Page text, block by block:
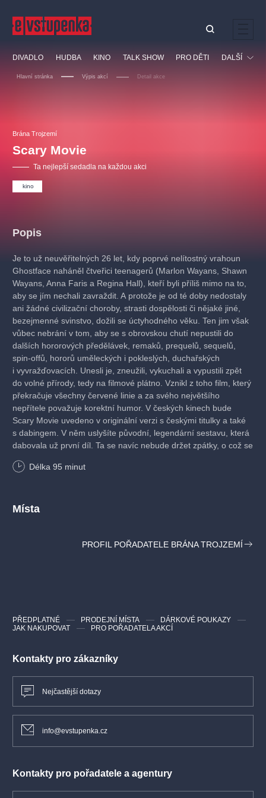
DIVADLO HUDBA KINO TALK SHOW PRO DĚTI DALŠÍ
Hlavní stránka Výpis akcí Detail akce
Brána Trojzemí
Scary Movie
Ta nejlepší sedadla na každou akci
kino
Popis
Je to už neuvěřitelných 26 let, kdy poprvé nelítostný vrahoun
Ghostface naháněl čtveřici teenagerů (Marlon Wayans, Shawn
Wayans, Anna Faris a Regina Hall), kteří byli příliš mimo na to,
aby se jím nechali zavraždit. A protože je od té doby nedostaly
ani žádné civilizační choroby, strasti dospělosti či nějaké jiné,
bezejmenné svinstvo, dožili se úctyhodného věku. Ten jim však
vůbec nebrání v tom, aby se s obrovskou chutí nepustili do
dalších hororových předělávek, remaků, prequelů, sequelů,
spin-offů, hororů uměleckých i pokleslých, duchařských
i vyvražďovacích. Unesli je, zneužili, vykuchali a vypustili zpět
do volné přírody, tedy na filmové plátno. Vznikl z toho film, který
překračuje všechny červené linie a za svého největšího
nepřítele považuje korektní humor. V českých kinech bude
Scary Movie uvedeno v originální verzi s českými titulky a také
s dabingem. V něm uslyšíte původní, legendární sestavu, která
dabovala už první díl. Ta se navíc nebude držet zpátky, o což se
postará tým, který velmi svébytně a nezapomenutelně
nadaboval kultovní Vocasy na tripu.
Délka 95 minut
Místa
PROFIL POŘADATELE BRÁNA TROJZEMÍ
Kontakty pro zákazníky
Nejčastější dotazy
info@evstupenka.cz
Kontakty pro pořadatele a agentury
PŘEDPLATNÉ PRODEJNÍ MÍSTA
DÁRKOVÉ POUKAZY
JAK NAKUPOVAT
PRO POŘADATELA AKCÍ
Nejnavštěvovanější
doporučujeme